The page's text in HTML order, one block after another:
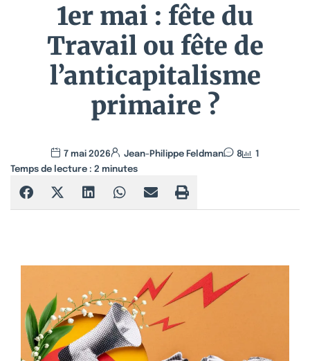
1er mai : fête du
Travail ou fête de
l’anticapitalisme
primaire ?
7 mai 2026 Jean-Philippe Feldman 8
1
Temps de lecture : 2 minutes